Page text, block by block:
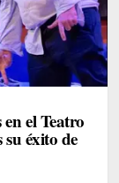
el Teatro
su éxito de